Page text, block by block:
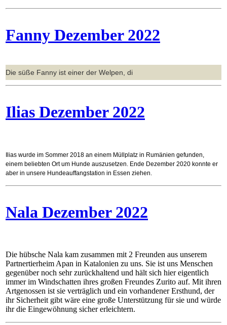
Fanny Dezember 2022
Die süße Fanny ist einer der Welpen, di
Ilias Dezember 2022
Ilias wurde im Sommer 2018 an einem Müllplatz in Rumänien gefunden,
einem beliebten Ort um Hunde auszusetzen. Ende Dezember 2020 konnte er
aber in unsere Hundeauffangstation in Essen ziehen.
Nala Dezember 2022
Die hübsche Nala kam zusammen mit 2 Freunden aus unserem
Partnertierheim Apan in Katalonien zu uns. Sie ist uns Menschen
gegenüber noch sehr zurückhaltend und hält sich hier eigentlich
immer im Windschatten ihres großen Freundes Zurito auf. Mit ihren
Artgenossen ist sie verträglich und ein vorhandener Ersthund, der
ihr Sicherheit gibt wäre eine große Unterstützung für sie und würde
ihr die Eingewöhnung sicher erleichtern.